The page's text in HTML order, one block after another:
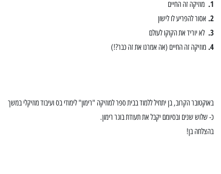
1. מוזיקה זה החיים
2. אסור להפריע לו לישון
3. לא יוריד את הקוקו לעולם
4. מוזיקה זה החיים (אה אמרנו את זה כבר?!)
באוקטובר הקרוב, בן יתחיל ללמוד בבית ספר למוזיקה "רימון" לימודי בס ועיבוד מוזיקלי במשך
כ- שלוש שנים ובסיומם יקבל את תעודת בוגר רימון.
בהצלחה בן!